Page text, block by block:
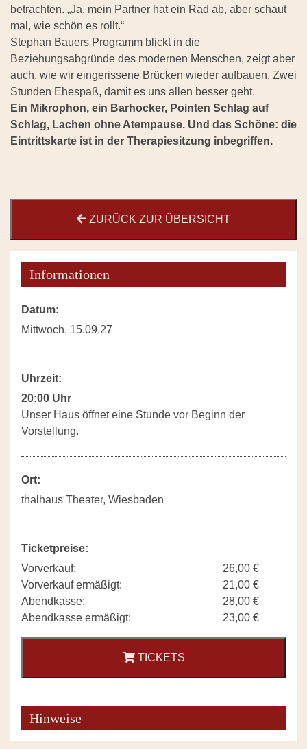
betrachten. „Ja, mein Partner hat ein Rad ab, aber schaut
mal, wie schön es rollt.“
Stephan Bauers Programm blickt in die
Beziehungsabgründe des modernen Menschen, zeigt aber
auch, wie wir eingerissene Brücken wieder aufbauen. Zwei
Stunden Ehespaß, damit es uns allen besser geht.
Ein Mikrophon, ein Barhocker, Pointen Schlag auf
Schlag, Lachen ohne Atempause. Und das Schöne: die
Eintrittskarte ist in der Therapiesitzung inbegriffen.
ZURÜCK ZUR ÜBERSICHT
Informationen
Datum:
Mittwoch, 15.09.27
Uhrzeit:
20:00 Uhr
Unser Haus öffnet eine Stunde vor Beginn der
Vorstellung.
Ort:
thalhaus Theater, Wiesbaden
Ticketpreise:
Vorverkauf:
26,00 €
Vorverkauf ermäßigt:
21,00 €
Abendkasse:
28,00 €
Abendkasse ermäßigt:
23,00 €
TICKETS
Hinweise